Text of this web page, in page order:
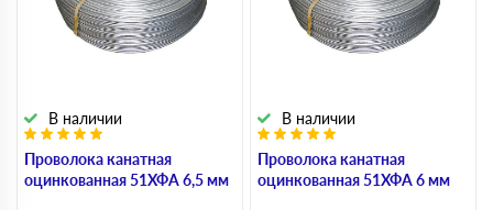
Проволока канатная
оцинкованная 51ХФА 6,5 мм
В наличии
Проволока канатная
оцинкованная 51ХФА 6 мм
В наличии